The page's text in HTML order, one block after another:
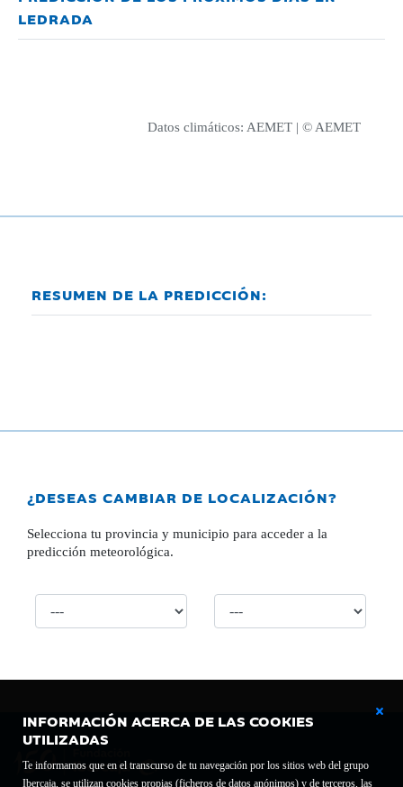
INFORMACIÓN ACERCA DE LAS COOKIES
UTILIZADAS
Te informamos que en el transcurso de tu navegación por los sitios web del grupo
Ibercaja, se utilizan cookies propias (ficheros de datos anónimos) y de terceros, las
LEDRADA
Datos climáticos: AEMET | © AEMET
RESUMEN DE LA PREDICCIÓN:
¿DESEAS CAMBIAR DE LOCALIZACIÓN?
Selecciona tu provincia y municipio para acceder a la
predicción meteorológica.